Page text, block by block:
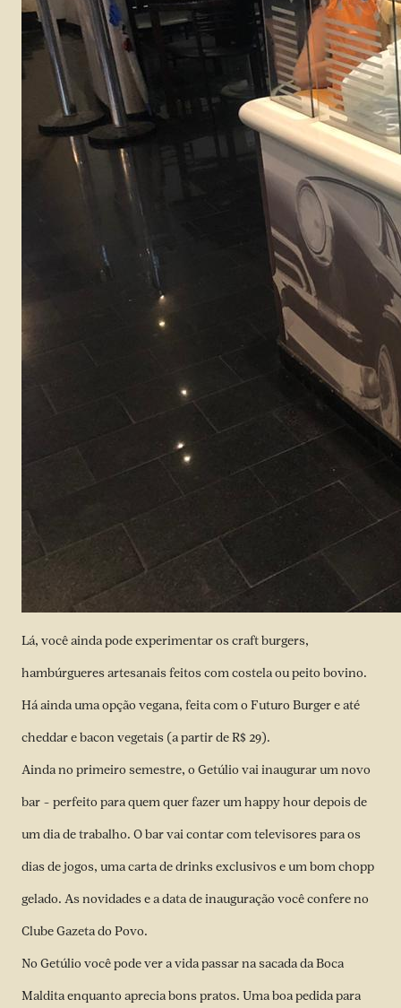
Lá, você ainda pode experimentar os craft burgers,
hambúrgueres artesanais feitos com costela ou peito bovino.
Há ainda uma opção vegana, feita com o Futuro Burger e até
cheddar e bacon vegetais (a partir de R$ 29).
Ainda no primeiro semestre, o Getúlio vai inaugurar um novo
bar – perfeito para quem quer fazer um happy hour depois de
um dia de trabalho. O bar vai contar com televisores para os
dias de jogos, uma carta de drinks exclusivos e um bom chopp
gelado. As novidades e a data de inauguração você confere no
Clube Gazeta do Povo.
No Getúlio você pode ver a vida passar na sacada da Boca
Maldita enquanto aprecia bons pratos. Uma boa pedida para